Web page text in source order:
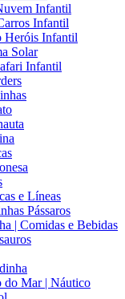
Infantil
Infantil
Heróis Infantil
Solar
Infantil
e Líneas
Pássaros
| Comidas e Bebidas
do Mar | Náutico